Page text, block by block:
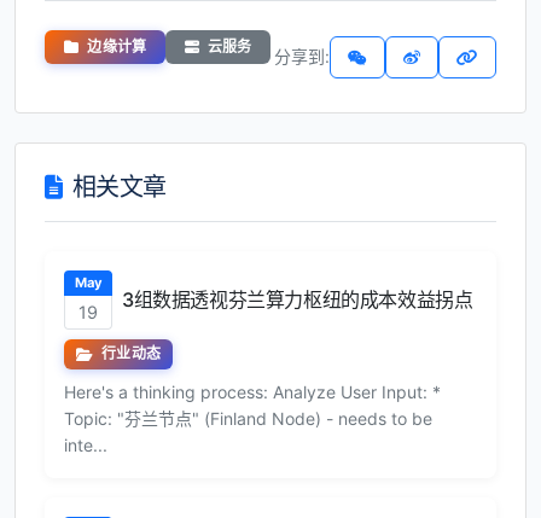
边缘计算 云服务 分享到:
相关文章
May
19
3组数据透视芬兰算力枢纽的成本效益拐点
行业动态
Here's a thinking process: Analyze User Input: *
Topic: "芬兰节点" (Finland Node) - needs to be
inte...